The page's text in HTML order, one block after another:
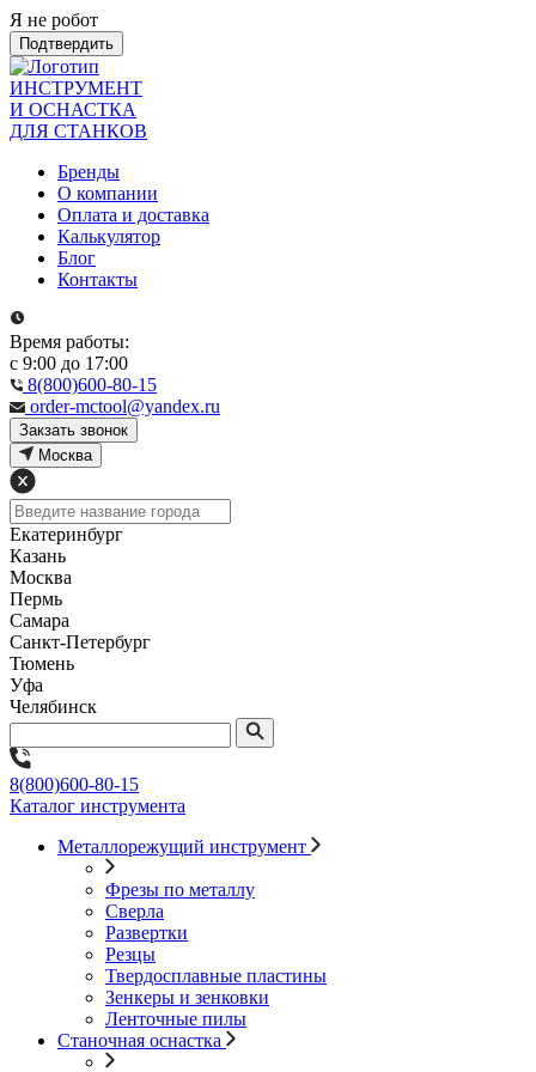
Я не робот
Подтвердить
ИНСТРУМЕНТ
И ОСНАСТКА
ДЛЯ СТАНКОВ
Бренды
О компании
Оплата и доставка
Калькулятор
Блог
Контакты
Время работы:
с 9:00 до 17:00
8(800)600-80-15
order-mctool@yandex.ru
Закзать звонок
Москва
Екатеринбург
Казань
Москва
Пермь
Самара
Санкт-Петербург
Тюмень
Уфа
Челябинск
8(800)600-80-15
Каталог инструмента
Металлорежущий инструмент
Фрезы по металлу
Сверла
Развертки
Резцы
Твердосплавные пластины
Зенкеры и зенковки
Ленточные пилы
Станочная оснастка